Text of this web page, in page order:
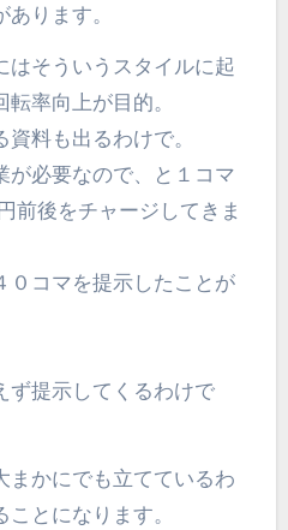
ります。
はそういうスタイルに起
率向上が目的。
料も出るわけで。
が必要なので、と１コマ
前後をチャージしてきま
０コマを提示したことが
ず提示してくるわけで
まかにでも立てているわ
とになります。